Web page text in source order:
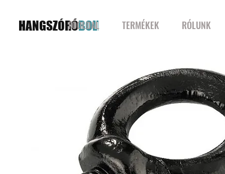
HANGSZÓRÓBOLT
FŐOLDAL TERMÉKEK RÓLUNK